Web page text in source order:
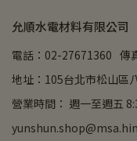
允順水電材料有限公司
電話：02-27671360 傳
地址：105台北市松山區
營業時間： 週一至週五